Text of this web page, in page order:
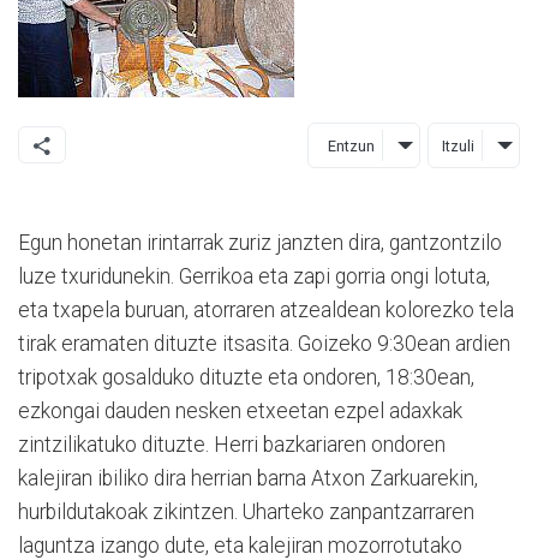
Entzun Itzuli
Egun honetan irintarrak zuriz janzten dira, gantzontzilo
luze txuridunekin. Gerrikoa eta zapi gorria ongi lotuta,
eta txapela buruan, atorraren atzealdean kolorezko tela
tirak eramaten dituzte itsasita. Goizeko 9:30ean ardien
tripotxak gosalduko dituzte eta ondoren, 18:30ean,
ezkongai dauden nesken etxeetan ezpel adaxkak
zintzilikatuko dituzte. Herri bazkariaren ondoren
kalejiran ibiliko dira herrian barna Atxon Zarkuarekin,
hurbildutakoak zikintzen. Uharteko zanpantzarraren
laguntza izango dute, eta kalejiran mozorrotutako